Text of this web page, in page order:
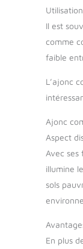
Il est
comme
faible
L’ajonc
Ajonc
Aspect
Avec ses
illumine
sols
En plus